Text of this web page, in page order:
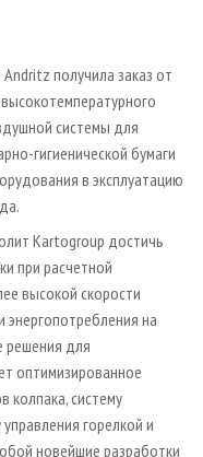
получила заказ от
системы для
гигиенической бумаги
в эксплуатацию
Kartogroup достичь
при расчетной
высокой скорости
на
решения для
оптимизированное
колпака, систему
горелкой и
новейшие разработки